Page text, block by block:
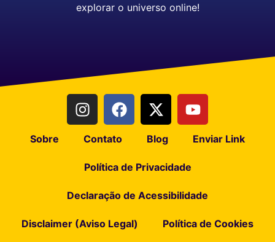
explorar o universo online!
Sobre Contato Blog Enviar Link
Política de Privacidade
Declaração de Acessibilidade
Disclaimer (Aviso Legal) Política de Cookies